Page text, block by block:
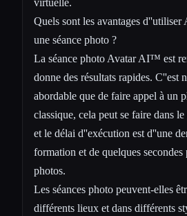
Quels sont les avantages
une séance photo ?
La séance photo Avatar AI™ est
donne des résultats rapides. C''est
abordable que de faire appel à un
classique, cela peut se faire dans
et le délai d''exécution est d''une
formation et de quelques secondes
photos.
Les séances photo peuvent-elles
différents lieux et dans différents